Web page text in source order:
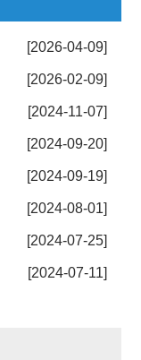
[2026-04-09]
[2026-02-09]
[2024-11-07]
[2024-09-20]
[2024-09-19]
[2024-08-01]
[2024-07-25]
[2024-07-11]